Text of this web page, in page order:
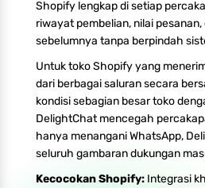
Shopify lengkap di setiap
riwayat pembelian, nilai
sebelumnya tanpa berpindah
Untuk toko Shopify yang
dari berbagai saluran secara
kondisi sebagian besar toko
DelightChat mencegah
hanya menangani WhatsApp,
seluruh gambaran dukungan
Kecocokan Shopify: Integrasi